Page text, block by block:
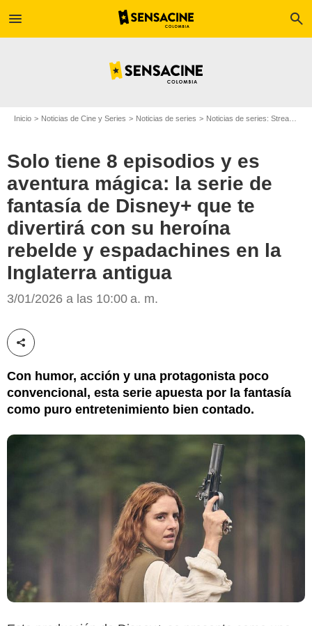
menu search
Inicio Noticias de Cine y Series Noticias de series Noticias de series: Streaming
Solo tiene 8 episodios y es
aventura mágica: la serie de
fantasía de Disney+ que te
divertirá con su heroína
rebelde y espadachines en la
Inglaterra antigua
3/01/2026 a las 10:00 a. m.
Compartir esta noticia
Con humor, acción y una protagonista poco
convencional, esta serie apuesta por la fantasía
como puro entretenimiento bien contado.
Disney+